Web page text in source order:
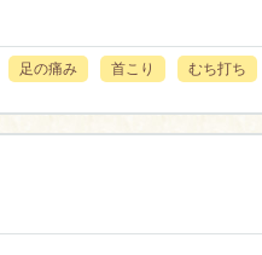
足の痛み 首こり むち打ち